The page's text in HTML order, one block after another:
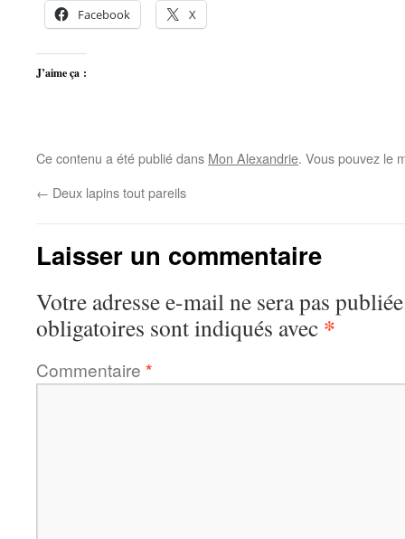
Facebook X
J’aime ça :
Ce contenu a été publié dans Mon Alexandrie. Vous pouvez le
← Deux lapins tout pareils
Laisser un commentaire
Votre adresse e-mail ne sera pas
obligatoires sont indiqués avec *
Commentaire *